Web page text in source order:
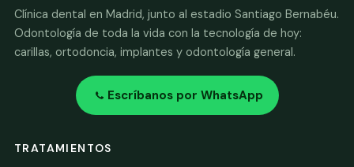
Clínica dental en Madrid, junto al estadio Santiago Bernabéu.
Odontología de toda la vida con la tecnología de hoy:
carillas, ortodoncia, implantes y odontología general.
Escríbanos por WhatsApp
TRATAMIENTOS